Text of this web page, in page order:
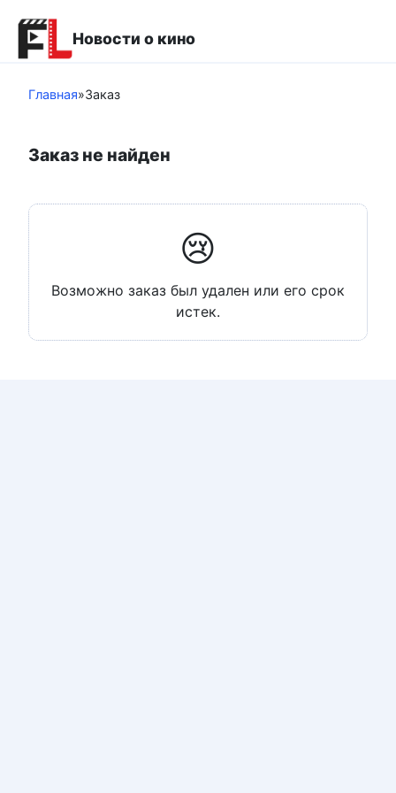
контенту
Новости о кино
Главная»Заказ
Заказ не найден
😢
Возможно заказ был удален или его срок
истек.